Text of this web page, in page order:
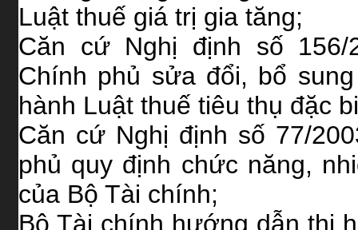
Luật thuế giá trị gia tăng;
Căn cứ Nghị định số 156/
Chính phủ sửa đổi, bổ
hành Luật thuế tiêu thụ đặc
Căn cứ Nghị định số 77/
phủ quy định chức năng,
của Bộ Tài chính;
Bộ Tài chính hướng dẫn thi